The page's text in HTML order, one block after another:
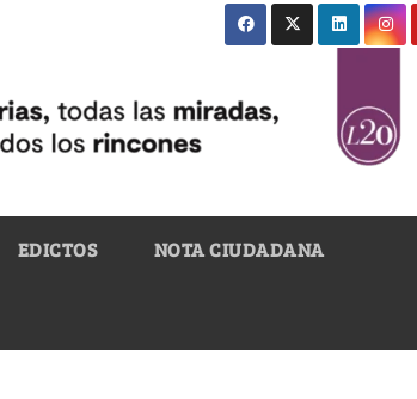
EDICTOS NOTA CIUDADANA